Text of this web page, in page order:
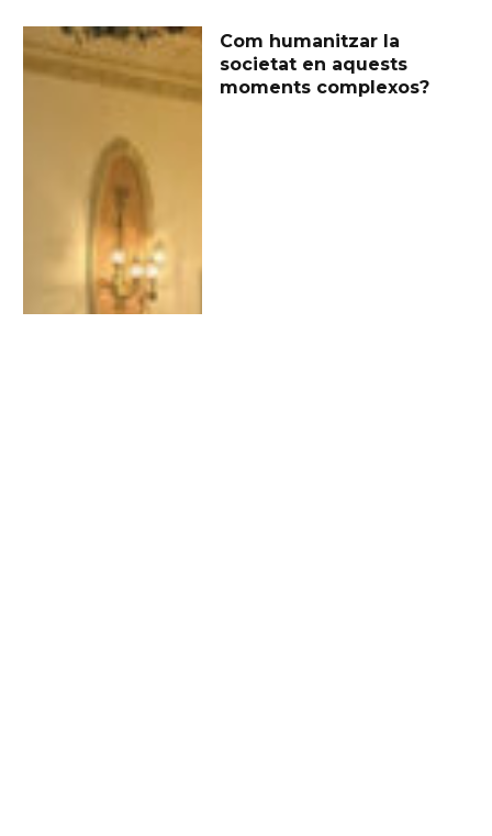
Com humanitzar la
societat en aquests
moments complexos?